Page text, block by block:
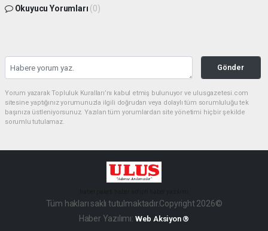
Okuyucu Yorumları (0)
Gönder
Yorum yazarak Topluluk Kuralları’nı kabul etmiş bulunuyor ve ulusgazetesi.com
sitesine yaptığınız yorumunuzla ilgili doğrudan veya dolaylı tüm sorumluluğu tek
başınıza üstleniyorsunuz. Yazılan tüm yorumlardan site yönetimi hiçbir şekilde
sorumlu tutulamaz.
Tüm hakları saklı tutulmaktadır.Copyright 2026©
Haber Yazılımı: Web Aksiyon ®